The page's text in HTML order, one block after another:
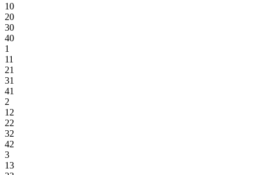
10
20
30
40
1
11
21
31
41
2
12
22
32
42
3
13